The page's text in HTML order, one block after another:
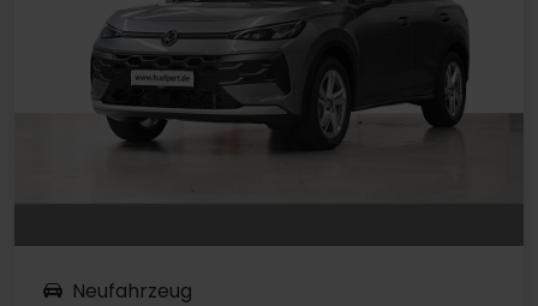
Neufahrzeug